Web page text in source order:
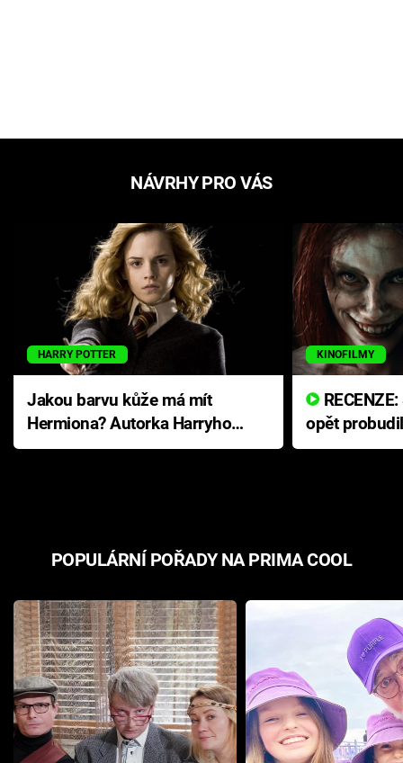
NÁVRHY PRO VÁS
HARRY POTTER
Jakou barvu kůže má mít
Hermiona? Autorka Harryho
Pottera přišla s ráznou
KINOFILMY
opět
přichází s
POPULÁRNÍ POŘADY NA PRIMA COOL